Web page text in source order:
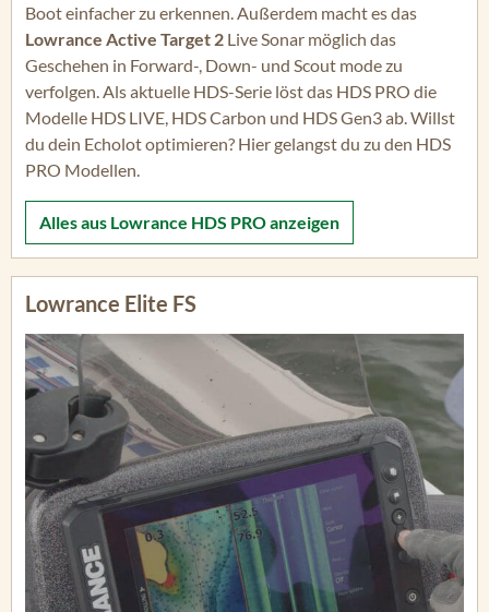
Boot einfacher zu erkennen. Außerdem macht es das
Lowrance Active Target 2 Live Sonar möglich das
Geschehen in Forward-, Down- und Scout mode zu
verfolgen. Als aktuelle HDS-Serie löst das HDS PRO die
Modelle HDS LIVE, HDS Carbon und HDS Gen3 ab. Willst
du dein Echolot optimieren? Hier gelangst du zu den HDS
PRO Modellen.
Alles aus Lowrance HDS PROanzeigen
Lowrance Elite FS